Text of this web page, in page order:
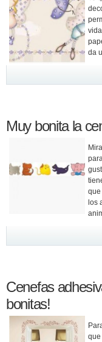
da
Muy bonita la
que
los
Cenefas
bonitas!
que